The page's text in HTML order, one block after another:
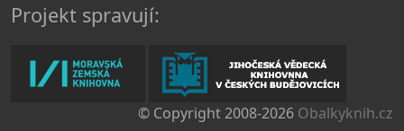
Projekt spravují:
© Copyright 2008-2026 Obalkyknih.cz